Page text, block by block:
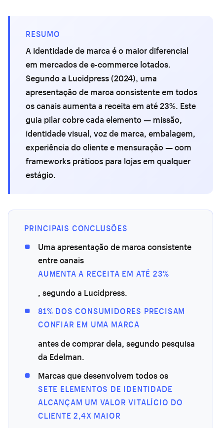
RESUMO
A identidade de marca é o maior diferencial
em mercados de e-commerce lotados.
Segundo a Lucidpress (2024), uma
apresentação de marca consistente em todos
os canais aumenta a receita em até 23%. Este
guia pilar cobre cada elemento — missão,
identidade visual, voz de marca, embalagem,
experiência do cliente e mensuração — com
frameworks práticos para lojas em qualquer
estágio.
PRINCIPAIS CONCLUSÕES
Uma apresentação de marca consistente
entre canais
AUMENTA A RECEITA EM ATÉ 23%
, segundo a Lucidpress.
81% DOS CONSUMIDORES PRECISAM
CONFIAR EM UMA MARCA
antes de comprar dela, segundo pesquisa
da Edelman.
Marcas que desenvolvem todos os
SETE ELEMENTOS DE IDENTIDADE
ALCANÇAM UM VALOR VITALÍCIO DO
CLIENTE 2,4X MAIOR